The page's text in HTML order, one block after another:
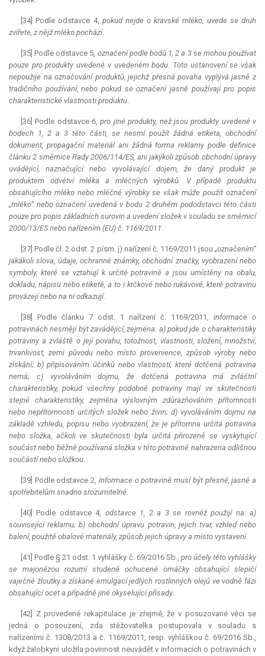
[34] Podle odstavce 4, pokud nejde o kravské mléko, uvede se druh
zvířete, z nějž mléko pochází.
[35] Podle odstavce 5, označení podle bodů 1, 2 a 3 se mohou používat
pouze pro produkty uvedené v uvedeném bodu. Toto ustanovení se však
nepoužije na označování produktů, jejichž přesná povaha vyplývá jasně z
tradičního používání, nebo pokud se označení jasně používají pro popis
charakteristické vlastnosti produktu.
[36] Podle odstavce 6,pro jiné produkty, než jsou produkty uvedené v
bodech 1, 2 a 3 této části, se nesmí použít žádná etiketa, obchodní
dokument, propagační materiál ani žádná forma reklamy podle definice
článku 2 směrnice Rady 2006/114/ES, ani jakýkoli způsob obchodní úpravy
uvádějící, naznačující nebo vyvolávající dojem, že daný produkt je
produktem odvětví mléka a mléčných výrobků. V případě produktu
obsahujícího mléko nebo mléčné výrobky se však může použít označení
„mléko“ nebo označení uvedená v bodu 2 druhém pododstavci této části
pouze pro popis základních surovin a uvedení složek v souladu se směrnicí
2000/13/ES nebo nařízením (EU) č. 1169/2011.
[37] Podle čl. 2 odst. 2 písm. j) nařízení č. 1169/2011 jsou „označením“
jakákoli slova, údaje, ochranné známky, obchodní značky, vyobrazení nebo
symboly, které se vztahují k určité potravině a jsou umístěny na obalu,
dokladu, nápisu nebo etiketě, a to i krčkové nebo rukávové, které potravinu
provázejí nebo na ni odkazují.
[38] Podle článku 7 odst. 1 nařízení č. 1169/2011, informace o
potravinách nesmějí být zavádějící, zejména: a) pokud jde o charakteristiky
potraviny a zvláště o její povahu, totožnost, vlastnosti, složení, množství,
trvanlivost, zemi původu nebo místo provenience, způsob výroby nebo
získání; b) připisováním účinků nebo vlastností, které dotčená potravina
nemá; c) vyvoláváním dojmu, že dotčená potravina má zvláštní
charakteristiky, pokud všechny podobné potraviny mají ve skutečnosti
stejné charakteristiky, zejména výslovným zdůrazňováním přítomnosti
nebo nepřítomnosti určitých složek nebo živin; d) vyvoláváním dojmu na
základě vzhledu, popisu nebo vyobrazení, že je přítomna určitá potravina
nebo složka, ačkoli ve skutečnosti byla určitá přirozeně se vyskytující
součást nebo běžně používaná složka v této potravině nahrazena odlišnou
součástí nebo složkou.
[39] Podle odstavce 2, informace o potravině musí být přesné, jasné a
spotřebitelům snadno srozumitelné.
[40] Podle odstavce 4, odstavce 1, 2 a 3 se rovněž použijí na: a)
související reklamu; b) obchodní úpravu potravin, jejich tvar, vzhled nebo
balení, použité obalové materiály, způsob jejich úpravy a místo vystavení.
[41] Podle § 21 odst. 1 vyhlášky č. 69/2016 Sb., pro účely této vyhlášky
se majonézou rozumí studené ochucené omáčky obsahující slepičí
vaječné žloutky a získané emulgací jedlých rostlinných olejů ve vodné fázi
obsahující ocet a případně jiné okyselující přísady.
[42] Z provedené rekapitulace je zřejmé, že v posuzované věci se
jedná o posouzení, zda stěžovatelka postupovala v souladu s
nařízeními č. 1308/2013 a č. 1169/2011, resp. vyhláškou č. 69/2016 Sb.,
když žalobkyni uložila povinnost neuvádět v informacích o potravinách v